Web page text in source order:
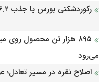
رکوردشکنی بورس با جذب ۶.۲ همت سرمایه حقیقی
۸۹۵ هزار تن محصول روی
می‌‌رود
اصلاح نقره در مسیر تعادل؛